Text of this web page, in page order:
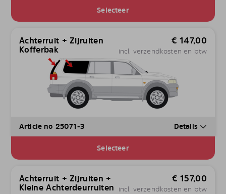
Selecteer
Achterruit + Zijruiten
Kofferbak
€ 147,00
incl. verzendkosten en btw
Article no 25071-3 Details
Selecteer
Achterruit + Zijruiten +
Kleine Achterdeurruiten
€ 157,00
incl. verzendkosten en btw